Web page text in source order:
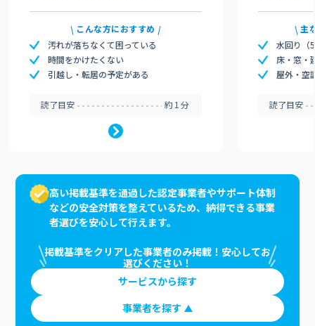
こんな方におすすめ
汚れが落ちなくて困っている
時間をかけたくない
引越し・転居の予定がある
読了目安 約1分
主
水回り（
床・窓・
屋外・空
読了目安
高い掲載基準を通過した認定事業者やサポート体制
などの安全対策を整えているため、納得できる事業
者選びを安心して行えます。
掲載基準をクリアした事業者のみ掲載！安心してお
選びください！
サービスから探す
事業者を探す